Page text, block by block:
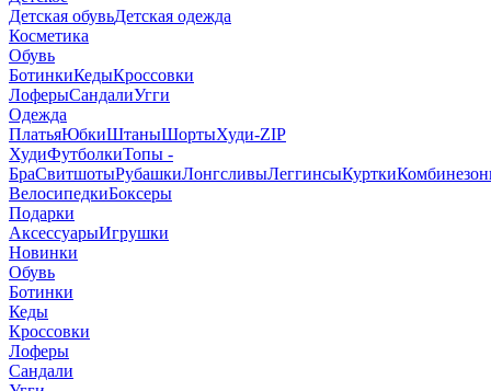
Детская обувьДетская одежда
Косметика
Обувь
БотинкиКедыКроссовки
ЛоферыСандалиУгги
Одежда
ПлатьяЮбкиШтаныШортыХуди-ZIP
ХудиФутболкиТопы -
БраСвитшотыРубашкиЛонгсливыЛеггинсыКуртки
ВелосипедкиБоксеры
Подарки
АксессуарыИгрушки
Новинки
Обувь
Ботинки
Кеды
Кроссовки
Лоферы
Сандали